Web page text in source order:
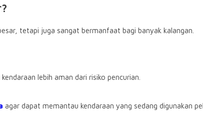
tetapi juga sangat bermanfaat bagi banyak kalangan.
kendaraan lebih aman dari risiko pencurian.
agar dapat memantau kendaraan yang sedang digunakan